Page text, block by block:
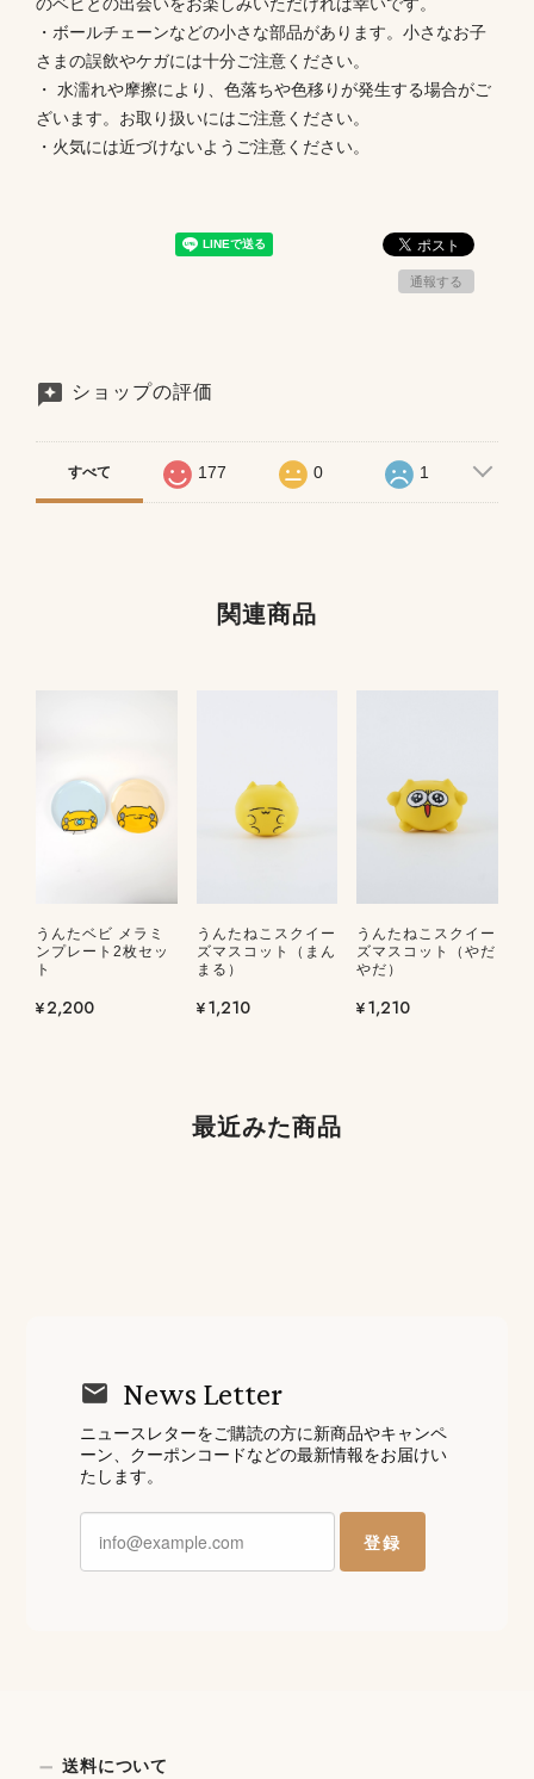
・ボールチェーンなどの小さな部品があります。小さなお子
さまの誤飲やケガには十分ご注意ください。
・ 水濡れや摩擦により、色落ちや色移りが発生する場合がご
ざいます。お取り扱いにはご注意ください。
・火気には近づけないようご注意ください。
通報する
ショップの評価
すべて 177 0 1
関連商品
うんたベビ メラミ
ンプレート2枚セッ
ト
¥2,200
うんたねこスクイー
ズマスコット（まん
まる）
¥1,210
うんたねこスクイー
ズマスコット（やだ
やだ）
¥1,210
最近みた商品
News Letter
ニュースレターをご購読の方に新商品やキャンペ
ーン、クーポンコードなどの最新情報をお届けい
たします。
登録
送料について